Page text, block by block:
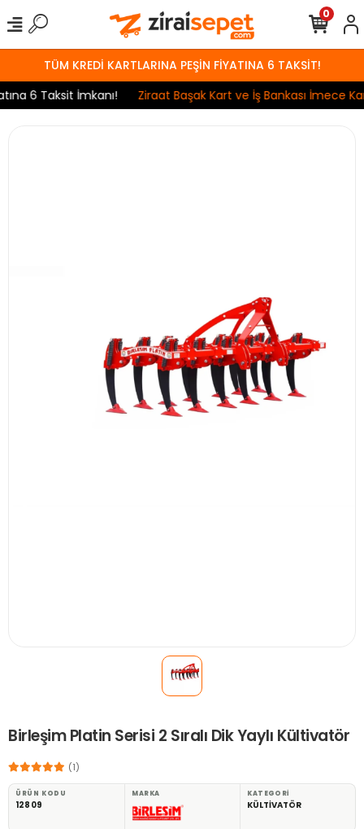
TÜM KREDİ KARTLARINA PEŞİN FİYATINA 6 TAKSİT!
6 Taksit İmkanı!
Ziraat Başak Kart ve İş Bankası İmece
0
Birleşim Platin Serisi 2 Sıralı Dik Yaylı Kültivatör
(1)
ÜRÜN KODU
12809
MARKA KATEGORI
KÜLTİVATÖR